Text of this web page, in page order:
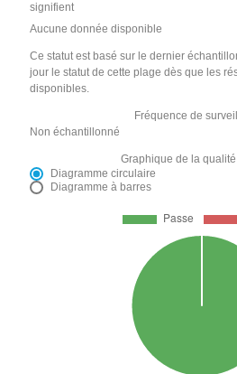
signifient
Aucune donnée disponible
Ce statut est basé sur le dernier
jour le statut de cette plage dès que les
disponibles.
Fréquence de
Non échantillonné
Graphique de la
Diagramme circulaire
Diagramme à barres